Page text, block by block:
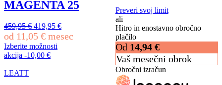
Preveri svoj limit
ali
Hitro in enostavno obročno
plačilo
Od 14,94 €
Vaš mesečni obrok
Obročni izračun
MAGENTA 25
459,95€ Izvirna
cena
je
bila:
459,95 €.
419,95 €Trenutna
cena
od 11,05 € mesec
Izberite možnosti
Ta
ima
akcija -10,00 €
LEATT